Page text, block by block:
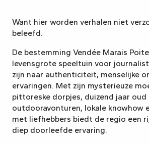
Want hier worden verhalen niet
beleefd.
De bestemming Vendée Marais
levensgrote speeltuin voor
zijn naar authenticiteit, menselijke
ervaringen. Met zijn mysterieuze
pittoreske dorpjes, duizend jaar
outdooravonturen, lokale knowhow
met liefhebbers biedt de regio een
diep doorleefde ervaring.